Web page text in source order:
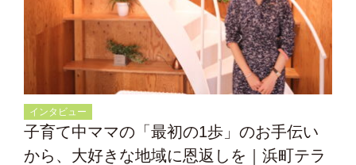
インタビュー
子育て中ママの「最初の1歩」のお手伝い
から、大好きな地域に恩返しを｜浜町テラ